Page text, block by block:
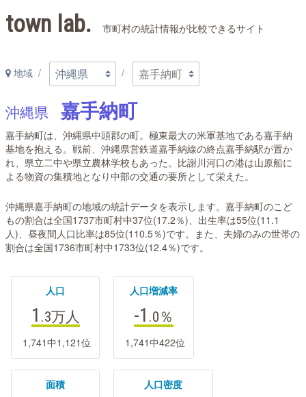
town lab. 市町村の統計情報が比較できるサイト
地域
沖縄県 嘉手納町
嘉手納町は、沖縄県中頭郡の町。極東最大の米軍基地である嘉手納
基地を抱える。戦前、沖縄県営鉄道嘉手納線の終点嘉手納駅が置か
れ、県立二中や県立農林学校もあった。比謝川河口の港は山原船に
よる物資の集積地となり中部の交通の要所として栄えた。
沖縄県嘉手納町の地域の統計データを表示します。嘉手納町のこど
もの割合は全国1737市町村中37位(17.2％)、出生率は55位(11.1
人)、昼夜間人口比率は85位(110.5％)です。また、夫婦のみの世帯の
割合は全国1736市町村中1733位(12.4％)です。
人口
1 .3万人
1,741中1,121位
人口増減率
-1 .0 ％
1,741中422位
面積 人口密度